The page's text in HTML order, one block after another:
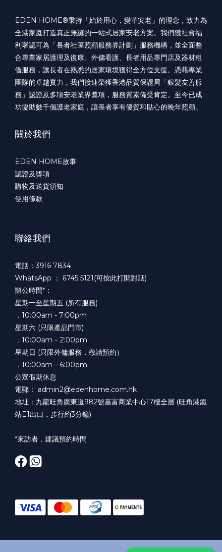
EDEN HOME®️秉持「始於用心，變革安老」的理念，致力為
全港家庭打造真正無縫的一站式居家安老方案。我們獲社會福
利署認可為「長者社區照顧服務券計劃」服務機構，並全面整
合專業家居護理及復康、外傭看護、長者用品專門店及器材租
借服務，讓長者在熟悉的居家環境獲得全方位支援。憑藉專業
團隊的卓越實力，我們接連榮獲香港品質保證局「銀髮友善服
務」認證及多項安老業界獎項，服務質素備受肯定。至今已成
功協助數千個護老家庭，讓長者享有優質和貼心的晚年照顧。
關於我們
EDEN HOME故事
認證及獎項
購物及送貨須知
使用條款
聯絡我們
電話：3916 7834
WhatsApp ： 6745 5121(可按此打開對話)
辦公時間*：
星期一至星期五 (所有服務)
．10:00am - 7:00pm
星期六 (只限產品門市)
．10:00am – 2:00pm
星期日 (只限外傭服務，敬請預約）
．10:00am – 6:00pm
公眾假期休息
電郵： admin2@edenhome.com.hk
地址：九龍旺角廣東道982號嘉富商業中心17樓全層 (旺角港鐵
站E1出口，步行約3分鐘)
*來訪者，建議預約時間